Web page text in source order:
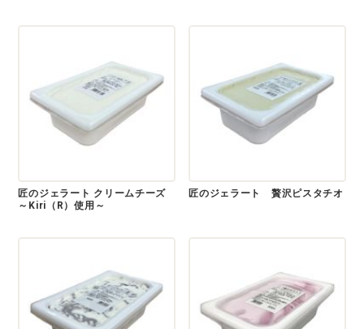
匠のジェラート クリームチーズ
～Kiri（R）使用～
匠のジェラート 贅沢ピスタチオ